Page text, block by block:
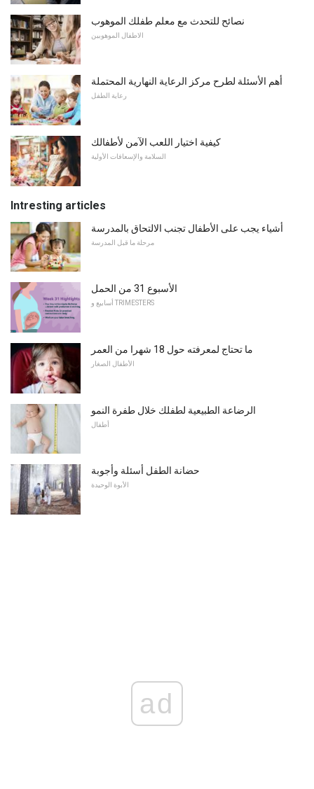
نصائح للتحدث مع معلم طفلك الموهوب
الاطفال الموهوبين
أهم الأسئلة لطرح مركز الرعاية النهارية المحتملة
رعاية الطفل
كيفية اختيار اللعب الآمن لأطفالك
السلامة والإسعافات الأولية
Intresting articles
أشياء يجب على الأطفال تجنب الالتحاق بالمدرسة
مرحلة ما قبل المدرسة
الأسبوع 31 من الحمل
أسابيع و TRIMESTERS
ما تحتاج لمعرفته حول 18 شهرا من العمر
الأطفال الصغار
الرضاعة الطبيعية لطفلك خلال طفرة النمو
أطفال
حضانة الطفل أسئلة وأجوبة
الأبوة الوحيدة
ad